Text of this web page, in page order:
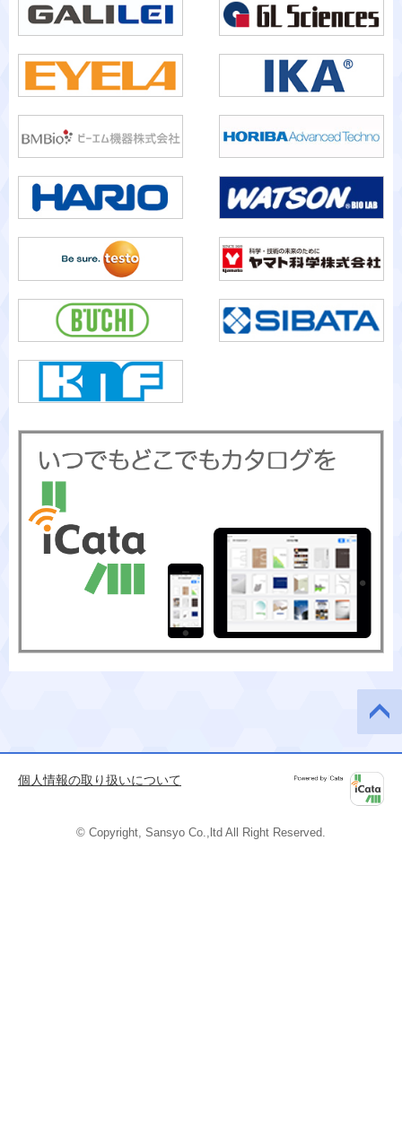
ージの
先頭へ
個人情報の取り扱いについて
© Copyright, Sansyo Co.,ltd All Right Reserved.
iCata